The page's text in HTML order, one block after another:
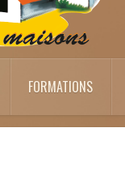
FORMATIONS